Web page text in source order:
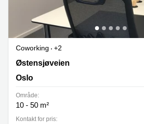
Coworking
+2
Østensjøveien 43, Oslo
Østensjøveien
Oslo
Område:
10 - 50 m²
Kontakt for pris: